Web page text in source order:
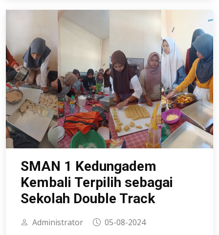
SMAN 1 Kedungadem
Kembali Terpilih sebagai
Sekolah Double Track
Administrator
05-08-2024